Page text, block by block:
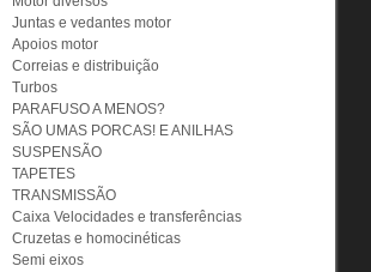
Juntas e vedantes motor
Apoios motor
Correias e distribuição
Turbos
PARAFUSO A MENOS?
SÃO UMAS PORCAS! E ANILHAS
SUSPENSÃO
TAPETES
TRANSMISSÃO
Caixa Velocidades e transferências
Cruzetas e homocinéticas
Semi eixos